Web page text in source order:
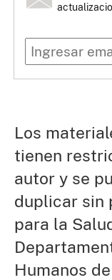
Los
tienen
autor y se
duplicar sin
para la
Humanos